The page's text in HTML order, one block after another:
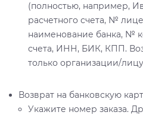
(полностью, например,
расчетного счета, №
наименование банка, №
счета, ИНН, БИК, КПП.
только организации/
Возврат на банковскую
Укажите номер заказа.